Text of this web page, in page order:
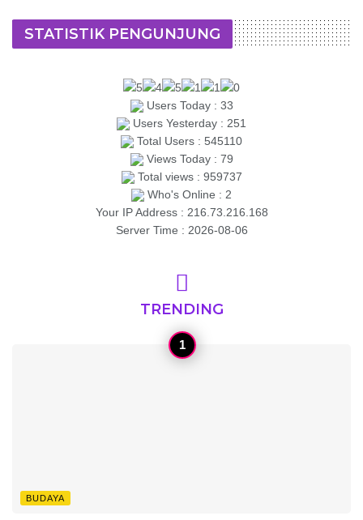
STATISTIK PENGUNJUNG
Users Today : 33
Users Yesterday : 251
Total Users : 545110
Views Today : 79
Total views : 959737
Who's Online : 2
Your IP Address : 216.73.216.168
Server Time : 2026-08-06
TRENDING
BUDAYA